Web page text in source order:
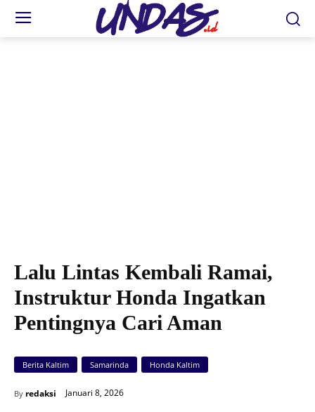
Lalu Lintas Kembali Ramai,
Instruktur Honda Ingatkan
Pentingnya Cari Aman
Berita Kaltim Samarinda Honda Kaltim
By redaksi Januari 8, 2026